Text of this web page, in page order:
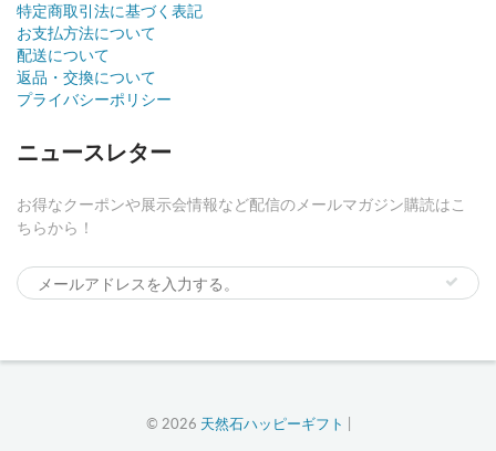
特定商取引法に基づく表記
お支払方法について
配送について
返品・交換について
プライバシーポリシー
ニュースレター
お得なクーポンや展示会情報など配信のメールマガジン購読はこ
ちらから！
© 2026 天然石ハッピーギフト